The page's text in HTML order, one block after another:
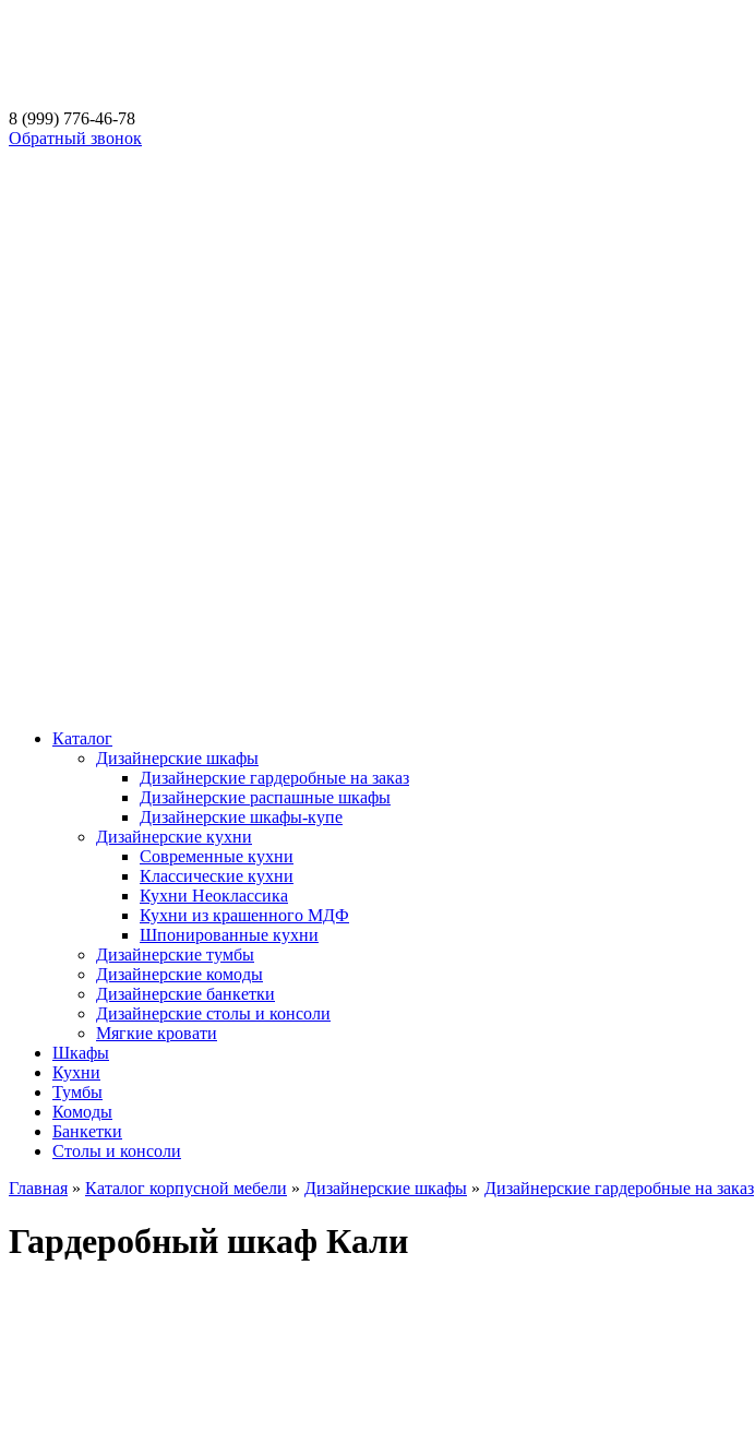
8 (999) 776-46-78
Обратный звонок
Каталог
Дизайнерские шкафы
Дизайнерские гардеробные на заказ
Дизайнерские распашные шкафы
Дизайнерские шкафы-купе
Дизайнерские кухни
Современные кухни
Классические кухни
Кухни Неоклассика
Кухни из крашенного МДФ
Шпонированные кухни
Дизайнерские тумбы
Дизайнерские комоды
Дизайнерские банкетки
Дизайнерские столы и консоли
Мягкие кровати
Шкафы
Кухни
Тумбы
Комоды
Банкетки
Столы и консоли
Главная » Каталог корпусной мебели » Дизайнерские шкафы » Дизайнерские гардеробные на заказ
Гардеробный шкаф Кали